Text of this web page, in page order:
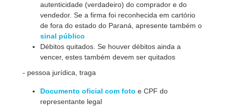
autenticidade (verdadeiro) do comprador e do
vendedor. Se a firma foi reconhecida em cartório
de fora do estado do Paraná, apresente também o
sinal público
Débitos quitados. Se houver débitos ainda a
vencer, estes também devem ser quitados
- pessoa jurídica, traga
Documento oficial com foto e CPF do
representante legal